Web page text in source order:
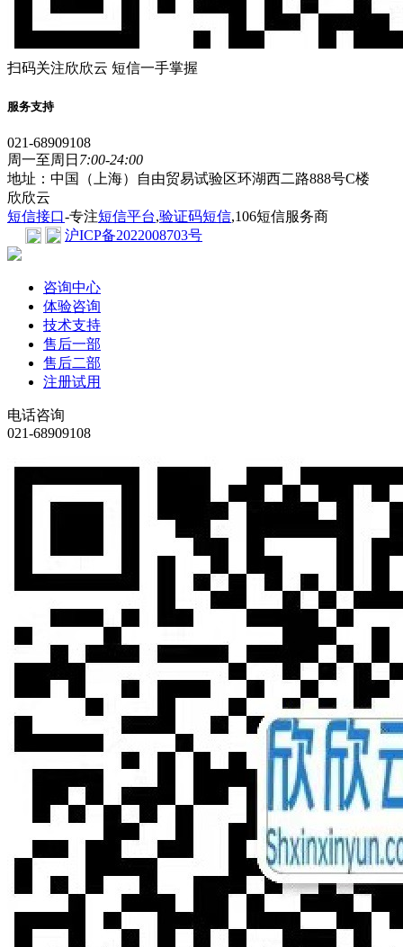
扫码关注欣欣云 短信一手掌握
服务支持
021-68909108
周一至周日 7:00-24:00
地址：中国（上海）自由贸易试验区环湖西二路888号C楼
欣欣云
短信接口-专注短信平台,验证码短信,106短信服务商
沪ICP备2022008703号
咨询中心
体验咨询
技术支持
售后一部
售后二部
注册试用
电话咨询
021-68909108